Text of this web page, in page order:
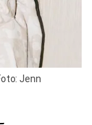
Jenn